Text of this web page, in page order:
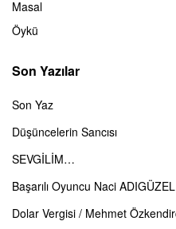
Masal
Öykü
Son Yazılar
Son Yaz
Düşüncelerin Sancısı
SEVGİLİM…
Başarılı Oyuncu Naci
Dolar Vergisi / Mehmet